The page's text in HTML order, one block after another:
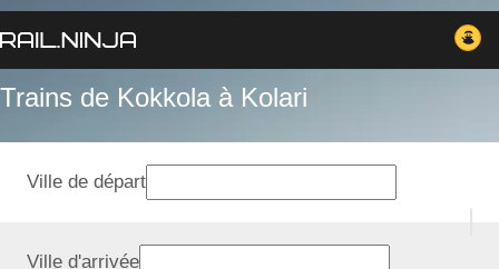
Trains de Kokkola à Kolari
Ville de départ
Ville d'arrivée